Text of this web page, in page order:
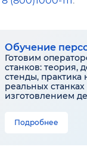
Обучение
Готовим
станков: теория,
стенды, практика
реальных станках
изготовлением
Подробнее